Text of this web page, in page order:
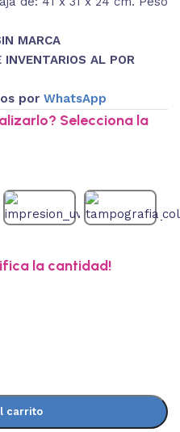
MARCA
INVENTARIOS AL POR
porWhatsApp
Selecciona la
la cantidad!
carrito